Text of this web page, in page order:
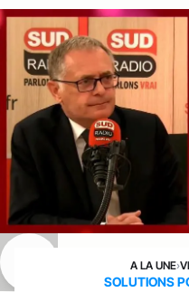
A LA UNE›
SOLUTIONS